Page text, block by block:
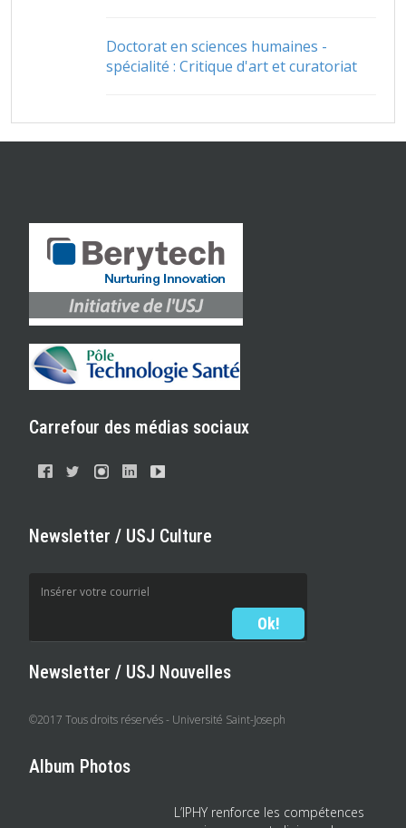
Doctorat en sciences humaines -
spécialité : Critique d'art et curatoriat
Carrefour des médias sociaux
Newsletter / USJ Culture
Newsletter / USJ Nouvelles
©2017 Tous droits réservés - Université Saint-Joseph
Album Photos
L’IPHY renforce les compétences